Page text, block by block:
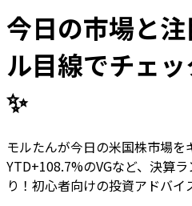
今日の市場と
ル目線でチェッ
✨
モルたんが今日の米国株市場を
YTD+108.7%のVGなど、決算
り！初心者向けの投資アドバイ